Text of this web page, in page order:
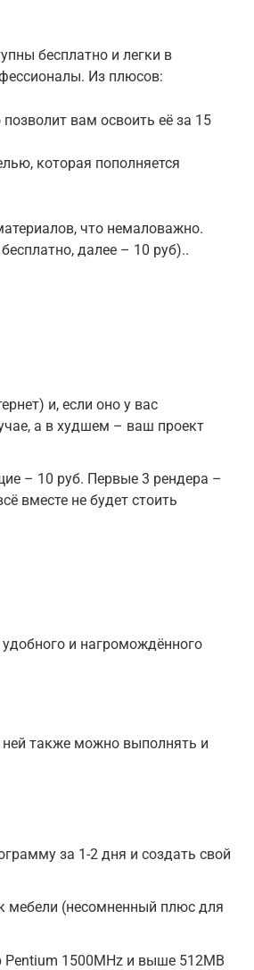
бесплатно и легки в
Из плюсов:
вам освоить её за 15
которая пополняется
что немаловажно.
далее – 10 руб)..
и, если оно у вас
а в худшем – ваш проект
– 10 руб. Первые 3 рендера –
вместе не будет стоить
и нагромождённого
также можно выполнять и
за 1-2 дня и создать свой
мебели (несомненный плюс для
Pentium 1500MHz и выше 512МВ